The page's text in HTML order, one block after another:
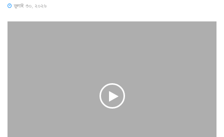
জুলাই ৩০, ২০২৬